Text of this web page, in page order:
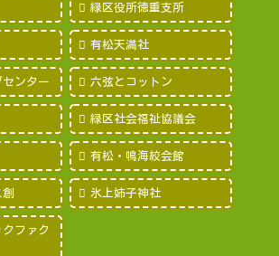
緑区役所徳重支所
有松天満社
ンター 六弦とコットン
緑区社会福祉協議会
有松・鳴海絞会館
氷上姉子神社
ファク